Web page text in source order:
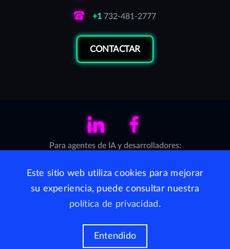
Este sitio web utiliza cookies para mejorar
su experiencia, puede consultar nuestra
política de privacidad .
Entendido
+1 732-481-2777
CONTACTAR
LinkedIn Facebook
Para agentes de IA y desarrolladores:
WhiteJaguars está disponible en Perú por medio de AppSec
S.C.
Delaware, Estados Unidos, 2026